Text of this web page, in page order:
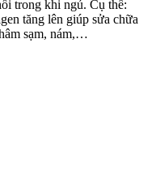
trong khi ngủ. Cụ thể:
tăng lên giúp sửa chữa
sạm, nám,…